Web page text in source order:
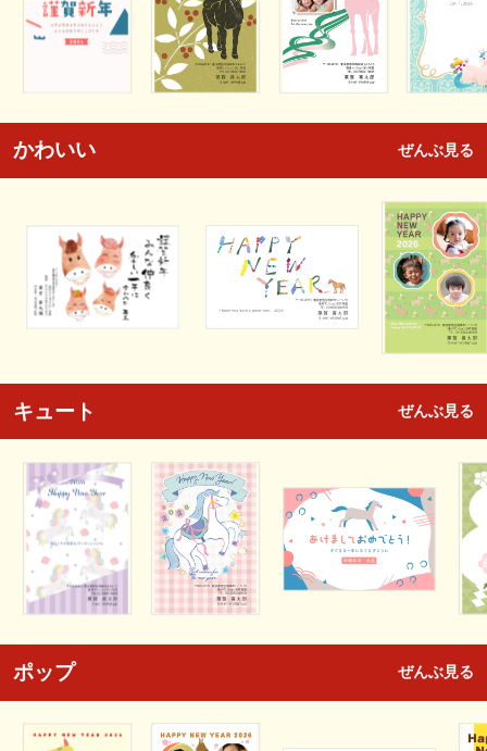
かわいい ぜんぶ見る
キュート ぜんぶ見る
ポップ ぜんぶ見る